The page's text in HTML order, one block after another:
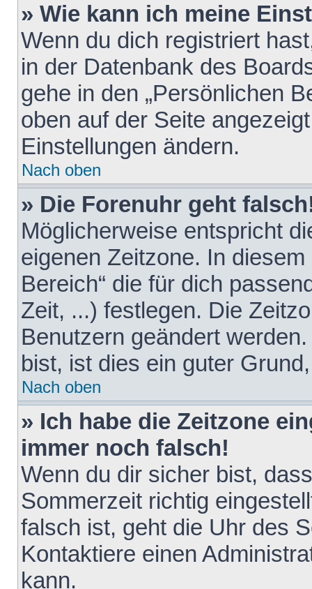
» Wie kann ich meine
Wenn du dich registriert
in der Datenbank des
gehe in den „Persönlichen
oben auf der Seite
Einstellungen ändern.
Nach oben
» Die Forenuhr geht
Möglicherweise entspricht
eigenen Zeitzone. In
Bereich“ die für dich
Zeit, ...) festlegen. Die
Benutzern geändert
bist, ist dies ein guter
Nach oben
» Ich habe die Zeitzone
immer noch falsch!
Wenn du dir sicher bist,
Sommerzeit richtig
falsch ist, geht die Uhr des
Kontaktiere einen
kann.